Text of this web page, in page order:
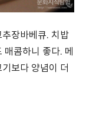
장바베큐. 치밥
콤하니 좋다. 메
보다 양념이 더